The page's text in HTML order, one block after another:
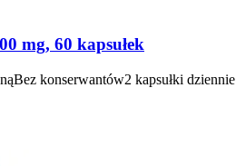
mg, 60 kapsułek
konserwantów2 kapsułki dziennie